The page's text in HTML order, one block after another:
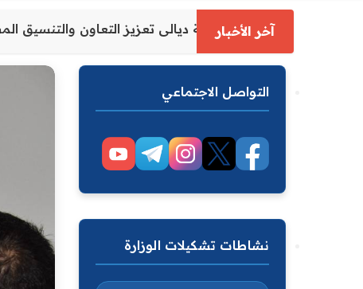
آخر الأخبار
العدل الاقدم يبحث مع رئيس مجلس محافظة ديالى تعزيز
التواصل الاجتماعي
نشاطات تشكيلات الوزارة